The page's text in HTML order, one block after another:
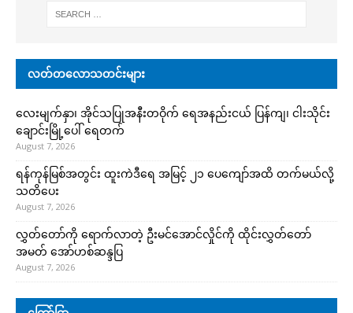
လတ်တလောသတင်းများ
လေးမျက်နှာ၊ အိုင်သပြုအနီးတဝိုက် ရေအနည်းငယ် ပြန်ကျ၊ ငါးသိုင်း
ချောင်းမြို့ပေါ် ရေတက်
August 7, 2026
ရန်ကုန်မြစ်အတွင်း ထူးကဲဒီရေ အ​မြင့် ၂၁ ပေကျော်အထိ တက်မယ်လို့
သတိပေး
August 7, 2026
လွှတ်တော်ကို ရောက်လာတဲ့ ဦးမင်အောင်လှိုင်ကို ထိုင်းလွှတ်တော်
အမတ် အော်ဟစ်ဆန္ဒပြ
August 7, 2026